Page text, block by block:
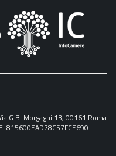
G.B. Morgagni 13, 00161 Roma
815600EAD78C57FCE690